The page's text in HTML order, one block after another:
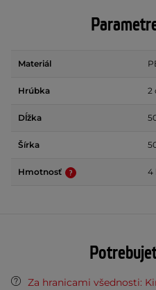
Materiál
Hrúbka 2
Dĺžka
Šírka
Hmotnosť 4
Za hranicami všednosti: